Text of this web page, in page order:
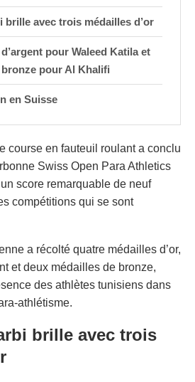
brille avec trois médailles d’or
pour Waleed Katila et
pour Al Khalifi
en Suisse
course en fauteuil roulant a conclu
Swiss Open Para Athletics
score remarquable de neuf
compétitions qui se sont
a récolté quatre médailles d’or,
et deux médailles de bronze,
des athlètes tunisiens dans
athlétisme.
brille avec trois